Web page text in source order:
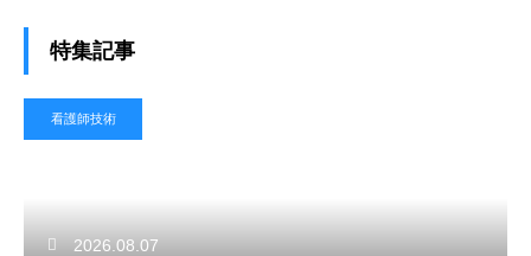
特集記事
看護師技術
2026.08.07